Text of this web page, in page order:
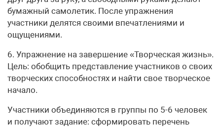
бумажный самолетик. После упражнения
участники делятся своими впечатлениями и
ощущениями.
6. Упражнение на завершение «Творческая жизнь».
Цель: обобщить представление участников о своих
творческих способностях и найти свое творческое
начало.
Участники объединяются в группы по 5-6 человек
и получают задание: сформировать перечень